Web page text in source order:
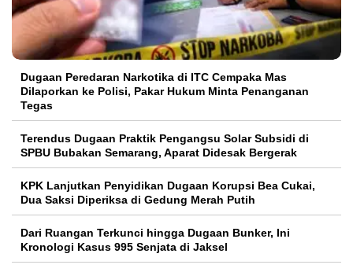
Dugaan Peredaran Narkotika di ITC Cempaka Mas
Dilaporkan ke Polisi, Pakar Hukum Minta Penanganan
Tegas
Terendus Dugaan Praktik Pengangsu Solar Subsidi di
SPBU Bubakan Semarang, Aparat Didesak Bergerak
KPK Lanjutkan Penyidikan Dugaan Korupsi Bea Cukai,
Dua Saksi Diperiksa di Gedung Merah Putih
Dari Ruangan Terkunci hingga Dugaan Bunker, Ini
Kronologi Kasus 995 Senjata di Jaksel